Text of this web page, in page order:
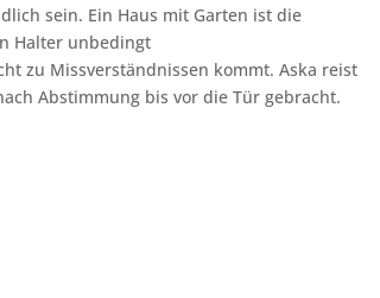
sein. Ein Haus mit Garten ist die
Halter unbedingt
zu Missverständnissen kommt. Aska reist
Abstimmung bis vor die Tür gebracht.